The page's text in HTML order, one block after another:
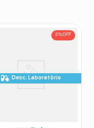
2%OFF
Desc. Laboratório